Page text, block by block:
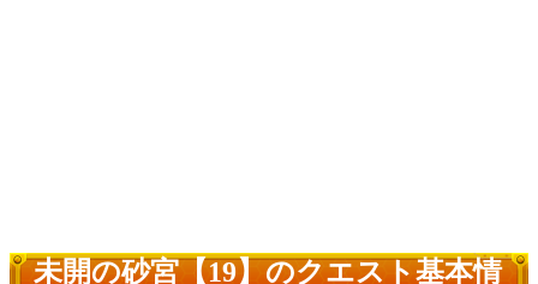
未開の砂宮【19】のクエスト基本情